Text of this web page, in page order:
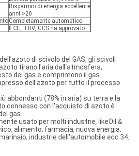
Risparmio di energia eccellente
anni >20
Completamente automatico
Il CE, TUV, CCS ha approvato
di scivolo del GAS, gli scivoli
tirano l'aria dall'atmosfera,
dei gas e comprimono il gas
dell'azoto per tutto il processo
abbondanti (78% in aria) su terra e la
connesso con l'acquisto di azoto è
gas.
usato per molti industrie, likeOil &
alimento, farmacia, nuova energia,
industrie dell'automobile ecc 34.